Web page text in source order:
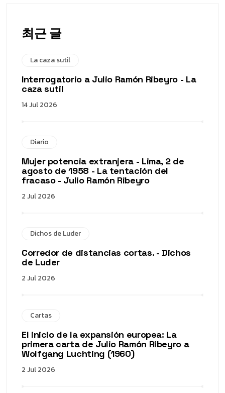
최근 글
La caza sutil
Interrogatorio a Julio Ramón Ribeyro - La
caza sutil
14 Jul 2026
Diario
Mujer potencia extranjera - Lima, 2 de
agosto de 1958 - La tentación del
fracaso - Julio Ramón Ribeyro
2 Jul 2026
Dichos de Luder
Corredor de distancias cortas. - Dichos
de Luder
2 Jul 2026
Cartas
El inicio de la expansión europea: La
primera carta de Julio Ramón Ribeyro a
Wolfgang Luchting (1960)
2 Jul 2026